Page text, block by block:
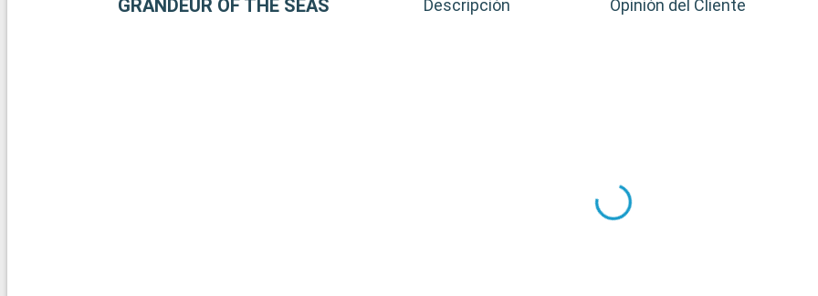
GRANDEUR OF THE SEAS Descripción Opinión del Cliente